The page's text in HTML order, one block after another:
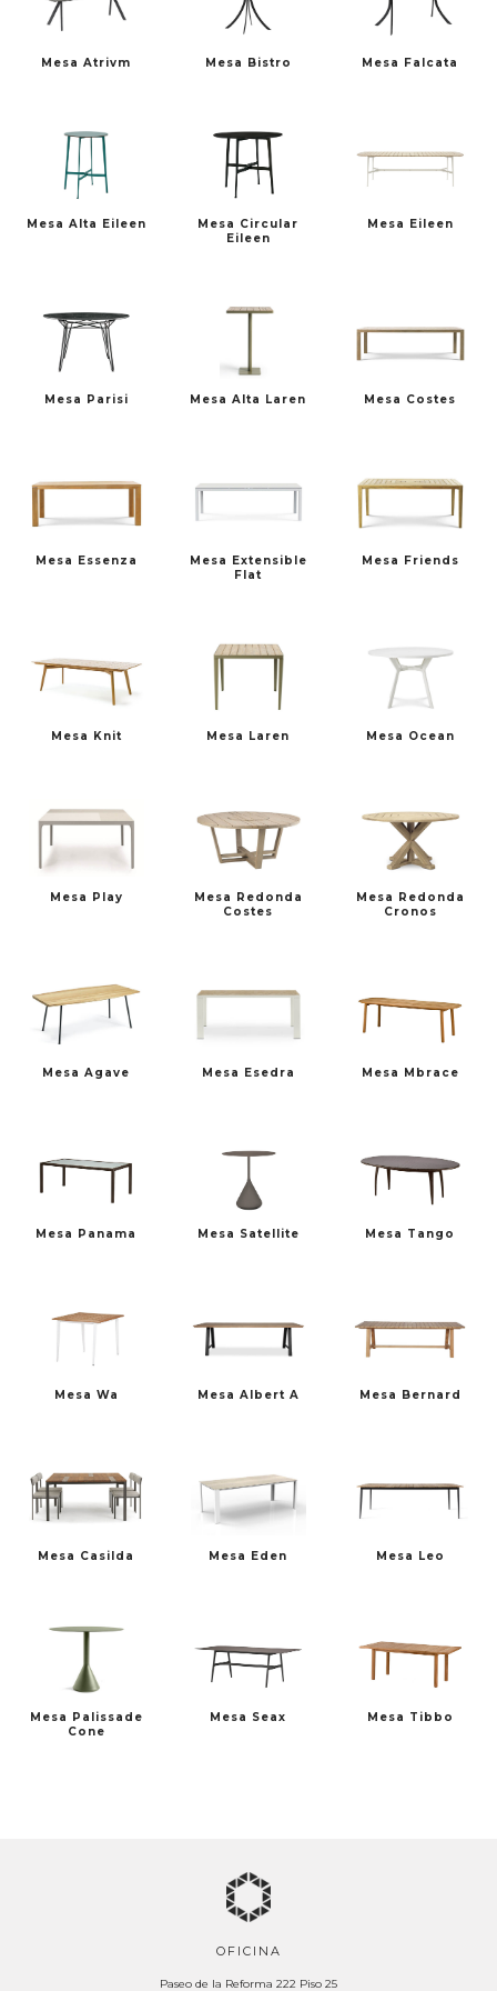
FREDERICIA HAY
Mesa Atrivm Mesa Bistro Mesa Falcata
Mesa Alta Eileen
Mesa Circular
Eileen
Mesa Eileen
Mesa Parisi Mesa Alta Laren Mesa Costes
Mesa Essenza
Mesa Extensible
Flat
Mesa Friends
Mesa Knit Mesa Laren Mesa Ocean
Mesa Play
Mesa Redonda
Costes
Mesa Redonda
Cronos
Mesa Agave Mesa Esedra Mesa Mbrace
Mesa Panama Mesa Satellite Mesa Tango
Mesa Wa Mesa Albert A Mesa Bernard
Mesa Casilda Mesa Eden Mesa Leo
Mesa Palissade
Cone
Mesa Seax Mesa Tibbo
OFICINA
Paseo de la Reforma 222 Piso 25